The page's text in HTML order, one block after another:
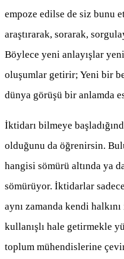
empoze edilse de siz bunu
araştırarak, sorarak,
Böylece yeni anlayışlar
oluşumlar getirir; Yeni bir
dünya görüşü bir anlamda
İktidarı bilmeye
olduğunu da öğrenirsin.
hangisi sömürü altında ya
sömürüyor. İktidarlar
aynı zamanda kendi
kullanışlı hale getirmekle
toplum mühendislerine